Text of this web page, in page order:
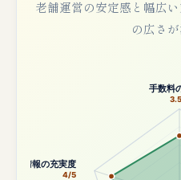
老舗運営の安定感と幅広
の広さ
手数料
公開情報の充実度
4/5